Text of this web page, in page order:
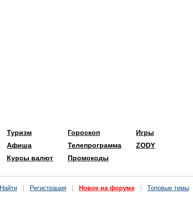
Туризм
Афиша
Курсы валют
Гороскоп
Телепрограмма
Промокоды
Игры
ZODY
Найти Регистрация Новое на форуме Топовые темы